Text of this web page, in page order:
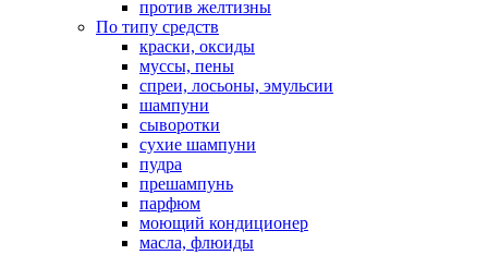
против желтизны
По типу средств
краски, оксиды
муссы, пены
спреи, лосьоны, эмульсии
шампуни
сыворотки
сухие шампуни
пудра
прешампунь
парфюм
моющий кондиционер
масла, флюиды